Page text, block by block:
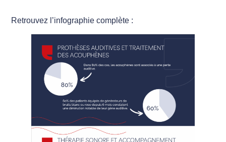
Retrouvez l’infographie complète :